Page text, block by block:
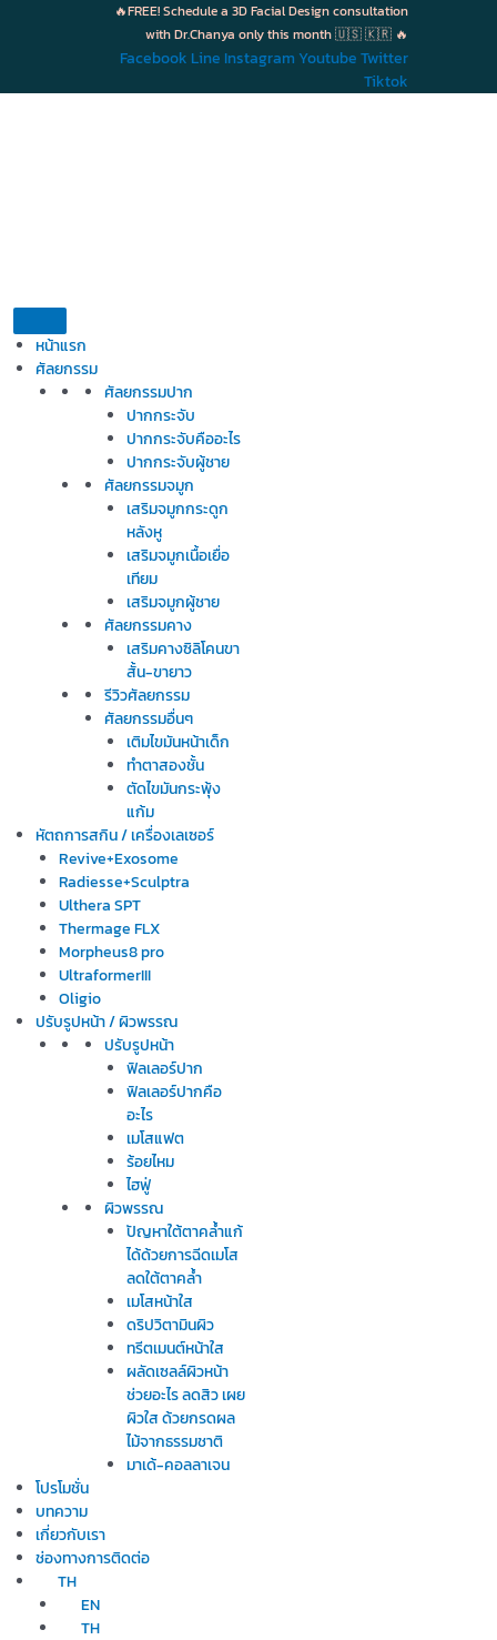
🔥FREE! Schedule a 3D Facial Design consultation
with Dr.Chanya only this month 🇺🇸 🇰🇷 🔥
Facebook Line Instagram Youtube Twitter
Tiktok
หน้าแรก
ศัลยกรรม
ศัลยกรรมปาก
ปากกระจับ
ปากกระจับคืออะไร
ปากกระจับผู้ชาย
ศัลยกรรมจมูก
เสริมจมูกกระดูก
หลังหู
เสริมจมูกเนื้อเยื่อ
เทียม
เสริมจมูกผู้ชาย
ศัลยกรรมคาง
เสริมคางซิลิโคนขา
สั้น-ขายาว
รีวิวศัลยกรรม
ศัลยกรรมอื่นๆ
เติมไขมันหน้าเด็ก
ทำตาสองชั้น
ตัดไขมันกระพุ้ง
แก้ม
หัตถการสกิน / เครื่องเลเซอร์
Revive+Exosome
Radiesse+Sculptra
Ulthera SPT
Thermage FLX
Morpheus8 pro
UltraformerIII
Oligio
ปรับรูปหน้า / ผิวพรรณ
ปรับรูปหน้า
ฟิลเลอร์ปาก
ฟิลเลอร์ปากคือ
อะไร
เมโสแฟต
ร้อยไหม
ไฮฟู่
ผิวพรรณ
ปัญหาใต้ตาคล้ำแก้
ได้ด้วยการฉีดเมโส
ลดใต้ตาคล้ำ
เมโสหน้าใส
ดริปวิตามินผิว
ทรีตเมนต์หน้าใส
ผลัดเซลล์ผิวหน้า
ช่วยอะไร ลดสิว เผย
ผิวใส ด้วยกรดผล
ไม้จากธรรมชาติ
มาเด้-คอลลาเจน
โปรโมชั่น
บทความ
เกี่ยวกับเรา
ช่องทางการติดต่อ
TH
EN
TH